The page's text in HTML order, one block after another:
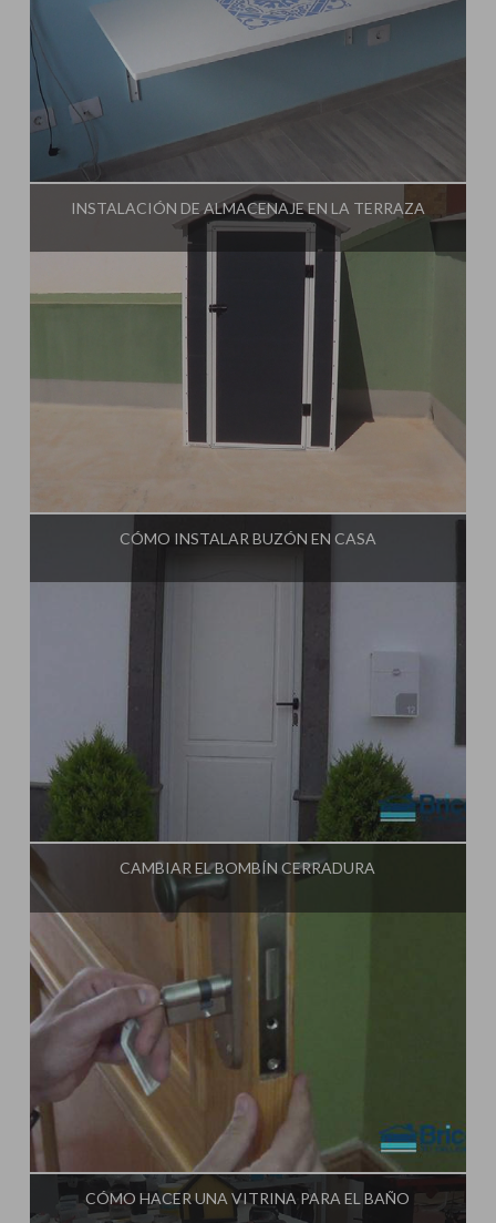
Influencer:
INSTALACIÓN DE ALMACENAJE EN LA TERRAZA
CÓMO INSTALAR BUZÓN EN CASA
Tu Taller de Bricolaje
CAMBIAR EL BOMBÍN CERRADURA
Influencer:Tu Taller de Bricolaje
CÓMO HACER UNA VITRINA PARA EL BAÑO